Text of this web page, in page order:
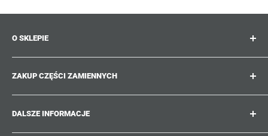
O SKLEPIE
Suitcase.repair to Twój sklep jednorazowy dla części
zamiennych, akcesoriów i ulepszeń do Twoich
ukochanych walizek, wózków i toreb. W suitcase.repair
możesz robić zakupy z pewnością, że nasze części
ZAKUP CZĘŚCI ZAMIENNYCH
Gdzie mogę znaleźć numer mojego produktu?
Jakie uszkodzenia można naprawić?
DALSZE INFORMACJE